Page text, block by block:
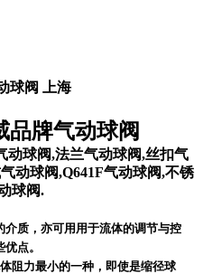
球阀 上海
品牌气动球阀
动球阀,法兰气动球阀,丝扣气
动球阀,Q641F气动球阀,不锈
球阀.
质，亦可用用于流体的调节与控
点。
阻力最小的一种，即使是缩径球